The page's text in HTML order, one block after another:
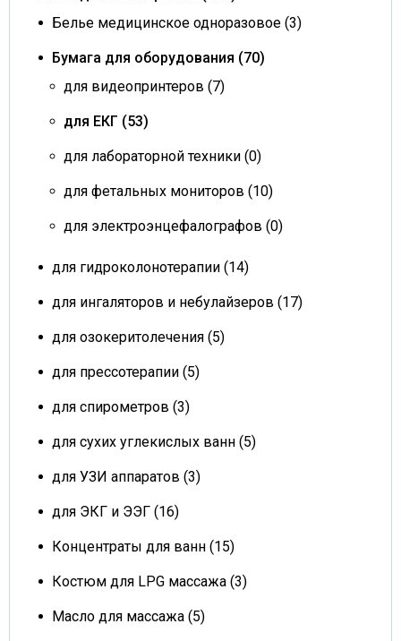
Белье медицинское одноразовое (3)
Бумага для оборудования (70)
для видеопринтеров (7)
для ЕКГ (53)
для лабораторной техники (0)
для фетальных мониторов (10)
для электроэнцефалографов (0)
для гидроколонотерапии (14)
для ингаляторов и небулайзеров (17)
для озокеритолечения (5)
для прессотерапии (5)
для спирометров (3)
для сухих углекислых ванн (5)
для УЗИ аппаратов (3)
для ЭКГ и ЭЭГ (16)
Концентраты для ванн (15)
Костюм для LPG массажа (3)
Масло для массажа (5)